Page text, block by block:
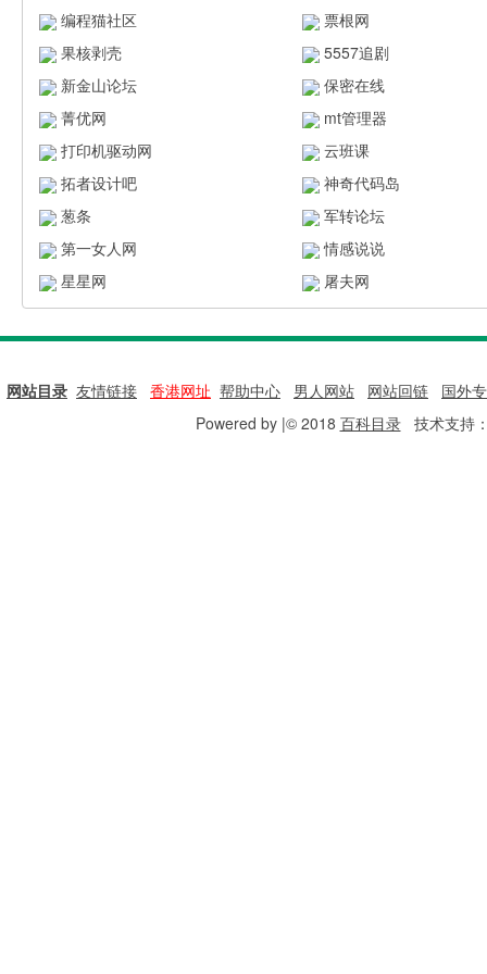
编程猫社区
票根网
果核剥壳
5557追剧
新金山论坛
保密在线
菁优网
mt管理器
打印机驱动网
云班课
拓者设计吧
神奇代码岛
葱条
军转论坛
第一女人网
情感说说
星星网
屠夫网
网站目录 友情链接 香港网址 帮助中心 男人网站 网站回链
国外
Powered by |© 2018 百科目录技术支持